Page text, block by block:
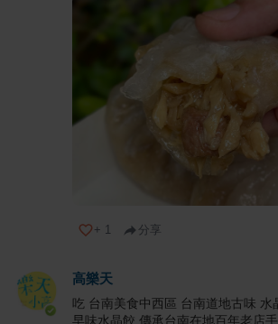
+ 1 分享
高樂天
吃 台南美食中西區 台南道地古味
早味水晶餃 傳承台南在地百年老店